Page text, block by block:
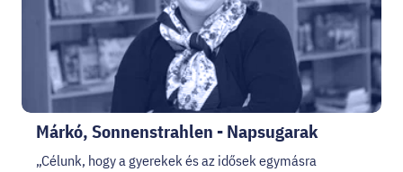
Márkó, Sonnenstrahlen - Napsugarak
„Célunk, hogy a gyerekek és az idősek egymásra